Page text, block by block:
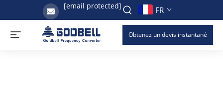
[email protected] FR
Obtenez un devis instantané